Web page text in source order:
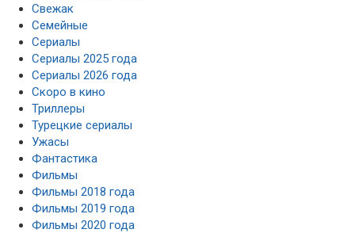
Свежак
Семейные
Сериалы
Сериалы 2025 года
Сериалы 2026 года
Скоро в кино
Триллеры
Турецкие сериалы
Ужасы
Фантастика
Фильмы
Фильмы 2018 года
Фильмы 2019 года
Фильмы 2020 года